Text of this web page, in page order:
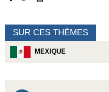
SUR CES THÈMES
MEXIQUE